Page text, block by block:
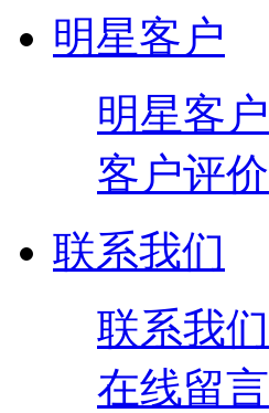
明星客户
明星客户
客户评价
联系我们
联系我们
在线留言